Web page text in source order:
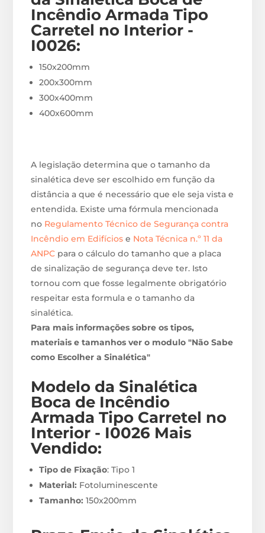
Incêndio Armada Tipo
Carretel no Interior -
I0026:
150x200mm
200x300mm
300x400mm
400x600mm
A legislação determina que o tamanho da
sinalética deve ser escolhido em função da
distância a que é necessário que ele seja vista e
entendida. Existe uma fórmula mencionada
no Regulamento Técnico de Segurança contra
Incêndio em Edifícios e Nota Técnica n.º 11 da
ANPC para o cálculo do tamanho que a placa
de sinalização de segurança deve ter. Isto
tornou com que fosse legalmente obrigatório
respeitar esta formula e o tamanho da
sinalética.
Para mais informações sobre os tipos,
materiais e tamanhos ver o modulo "Não Sabe
como Escolher a Sinalética"
Modelo da Sinalética
Boca de Incêndio
Armada Tipo Carretel no
Interior - I0026 Mais
Vendido:
Tipo de Fixação: Tipo 1
Material: Fotoluminescente
Tamanho: 150x200mm